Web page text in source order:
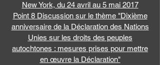
New York, du 24 avril au 5 mai 2017
Point 8 Discussion sur le thème "Dixième
anniversaire de la Déclaration des Nations
Unies sur les droits des peuples
autochtones : mesures prises pour mettre
en œuvre la Déclaration"